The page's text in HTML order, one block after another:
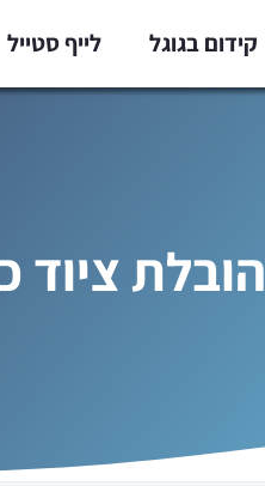
קידום בגוגל לייף סטייל
הובלת ציוד